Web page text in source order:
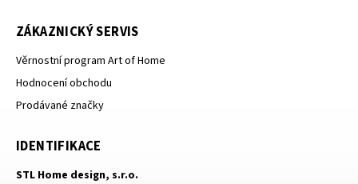
ZÁKAZNICKÝ SERVIS
Věrnostní program Art of Home
Hodnocení obchodu
Prodávané značky
IDENTIFIKACE
STL Home design, s.r.o.